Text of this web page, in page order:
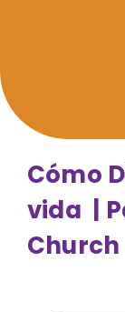
Cómo
vida |
Church